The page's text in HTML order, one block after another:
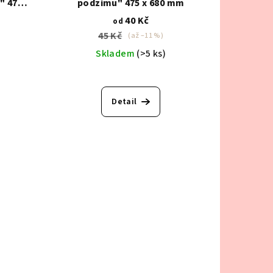
x
podzimu" 475 x 680 mm
od 40 Kč
45 Kč
(až –11 %)
Skladem (>5 ks)
Detail